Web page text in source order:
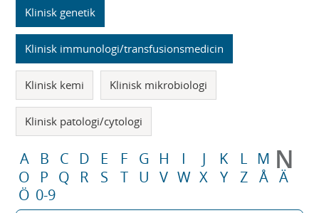
Klinisk genetik
Klinisk immunologi/transfusionsmedicin
Klinisk kemi Klinisk mikrobiologi
Klinisk patologi/cytologi
A B C D E F G H I J K L M N
O P Q R S T U V W X Y Z Å Ä
Ö 0-9